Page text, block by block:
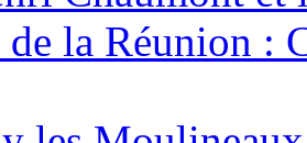
la Réunion :